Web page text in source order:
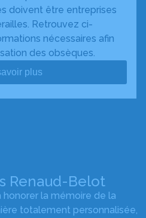
doivent être entreprises
Retrouvez ci-
nécessaires afin
des obsèques.
plus
Renaud-Belot
honorer la mémoire de la
totalement personnalisée,